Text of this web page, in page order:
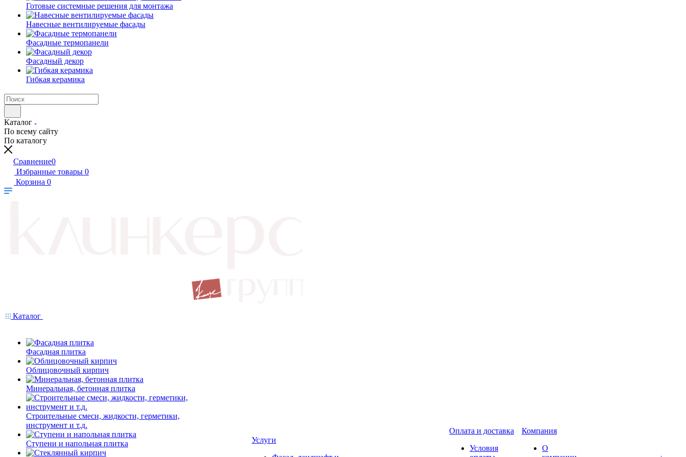
Готовые системные решения для монтажа
Навесные вентилируемые фасады
Фасадные термопанели
Фасадный декор
Гибкая керамика
Каталог
По всему сайту
По каталогу
Сравнение0
Избранные товары 0
Корзина 0
Каталог
Фасадная плитка
Облицовочный кирпич
Минеральная, бетонная плитка
Строительные смеси, жидкости, герметики,
инструмент и т.д.
Ступени и напольная плитка
Услуги
Оплата и доставка
Условия
Компания
О